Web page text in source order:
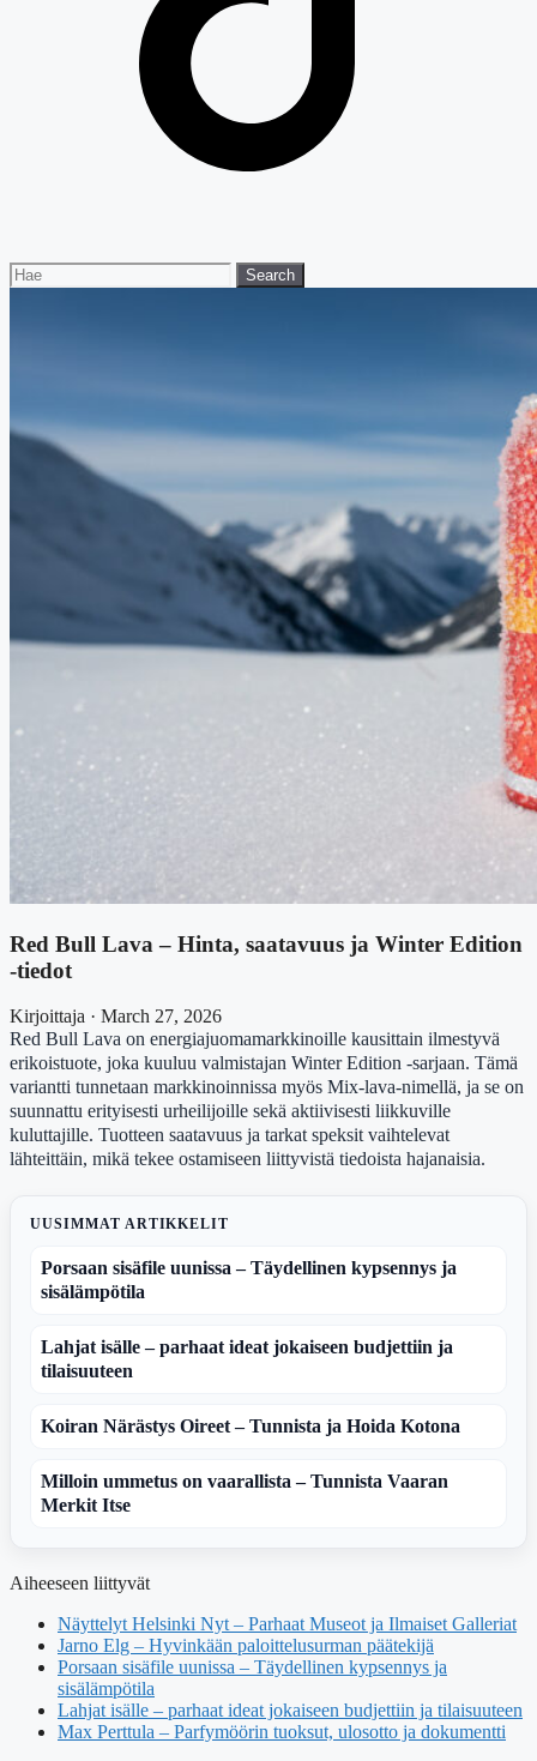
Search
for:
Search
Red Bull Lava – Hinta, saatavuus ja Winter Edition
-tiedot
Kirjoittaja · March 27, 2026
Red Bull Lava on energiajuomamarkkinoille kausittain ilmestyvä
erikoistuote, joka kuuluu valmistajan Winter Edition -sarjaan. Tämä
variantti tunnetaan markkinoinnissa myös Mix-lava-nimellä, ja se on
suunnattu erityisesti urheilijoille sekä aktiivisesti liikkuville
kuluttajille. Tuotteen saatavuus ja tarkat speksit vaihtelevat
lähteittäin, mikä tekee ostamiseen liittyvistä tiedoista hajanaisia.
UUSIMMAT ARTIKKELIT
Porsaan sisäfile uunissa – Täydellinen kypsennys ja
sisälämpötila
Lahjat isälle – parhaat ideat jokaiseen budjettiin ja
tilaisuuteen
Koiran Närästys Oireet – Tunnista ja Hoida Kotona
Milloin ummetus on vaarallista – Tunnista Vaaran
Merkit Itse
Aiheeseen liittyvät
Näyttelyt Helsinki Nyt – Parhaat Museot ja Ilmaiset Galleriat
Jarno Elg – Hyvinkään paloittelusurman päätekijä
Porsaan sisäfile uunissa – Täydellinen kypsennys ja
sisälämpötila
Lahjat isälle – parhaat ideat jokaiseen budjettiin ja tilaisuuteen
Max Perttula – Parfymöörin tuoksut, ulosotto ja dokumentti